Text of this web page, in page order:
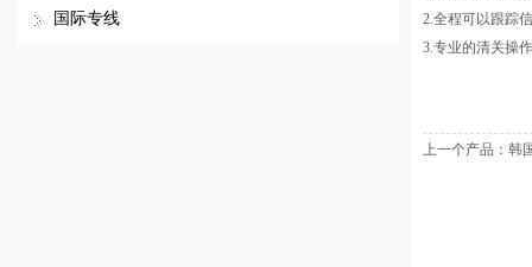
国际专线
2.全程可以跟踪
3.专业的清关操
上一个产品： 韩